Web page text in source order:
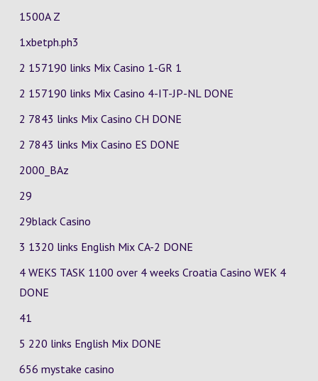
1500A Z
1xbetph.ph3
2 157190 links Mix Casino 1-GR 1
2 157190 links Mix Casino 4-IT-JP-NL DONE
2 7843 links Mix Casino CH DONE
2 7843 links Mix Casino ES DONE
2000_BAz
29
29black Casino
3 1320 links English Mix CA-2 DONE
4 WEKS TASK 1100 over 4 weeks Croatia Casino WEK 4
DONE
41
5 220 links English Mix DONE
656 mystake casino